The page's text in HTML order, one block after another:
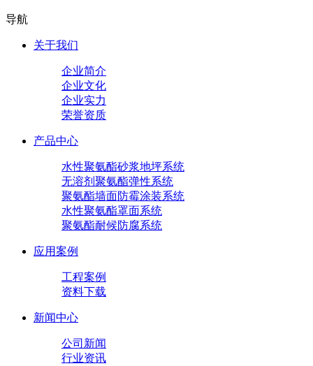
导航
关于我们
企业简介
企业文化
企业实力
荣誉资质
产品中心
水性聚氨酯砂浆地坪系统
无溶剂聚氨酯弹性系统
聚氨酯墙面防霉涂装系统
水性聚氨酯罩面系统
聚氨酯耐候防腐系统
应用案例
工程案例
资料下载
新闻中心
公司新闻
行业资讯